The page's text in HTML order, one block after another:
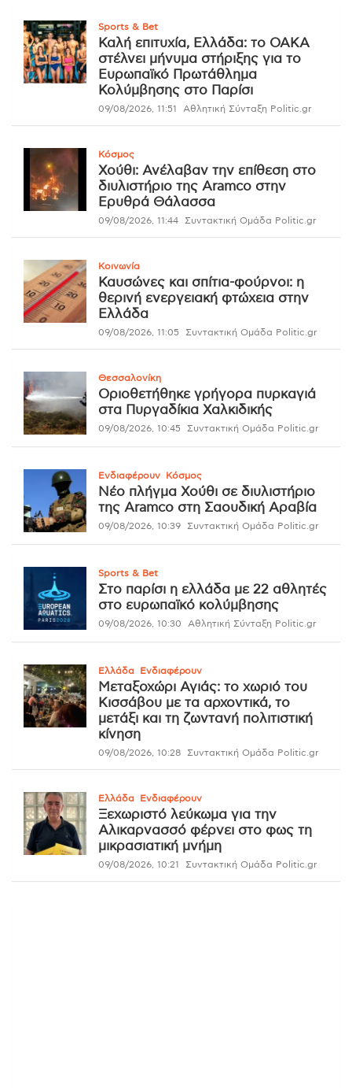
Sports & Bet
Καλή επιτυχία, Ελλάδα: το ΟΑΚΑ
στέλνει μήνυμα στήριξης για το
Ευρωπαϊκό Πρωτάθλημα
Κολύμβησης στο Παρίσι
09/08/2026, 11:51 Αθλητική Σύνταξη Politic.gr
Κόσμος
Χούθι: Ανέλαβαν την επίθεση στο
διυλιστήριο της Aramco στην
Ερυθρά Θάλασσα
09/08/2026, 11:44 Συντακτική Ομάδα Politic.gr
Κοινωνία
Καυσώνες και σπίτια-φούρνοι: η
θερινή ενεργειακή φτώχεια στην
Ελλάδα
09/08/2026, 11:05 Συντακτική Ομάδα Politic.gr
Θεσσαλονίκη
Οριοθετήθηκε γρήγορα πυρκαγιά
στα Πυργαδίκια Χαλκιδικής
09/08/2026, 10:45 Συντακτική Ομάδα Politic.gr
Ενδιαφέρουν Κόσμος
Νέο πλήγμα Χούθι σε διυλιστήριο
της Aramco στη Σαουδική Αραβία
09/08/2026, 10:39 Συντακτική Ομάδα Politic.gr
Sports & Bet
Στο παρίσι η ελλάδα με 22 αθλητές
στο ευρωπαϊκό κολύμβησης
09/08/2026, 10:30 Αθλητική Σύνταξη Politic.gr
Ελλάδα Ενδιαφέρουν
Μεταξοχώρι Αγιάς: το χωριό του
Κισσάβου με τα αρχοντικά, το
μετάξι και τη ζωντανή πολιτιστική
κίνηση
09/08/2026, 10:28 Συντακτική Ομάδα Politic.gr
Ελλάδα Ενδιαφέρουν
Ξεχωριστό λεύκωμα για την
Αλικαρνασσό φέρνει στο φως τη
μικρασιατική μνήμη
09/08/2026, 10:21 Συντακτική Ομάδα Politic.gr